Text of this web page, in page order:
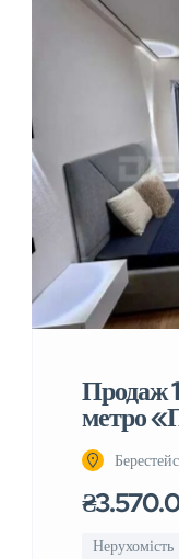
Продаж
метро
Нерухомість